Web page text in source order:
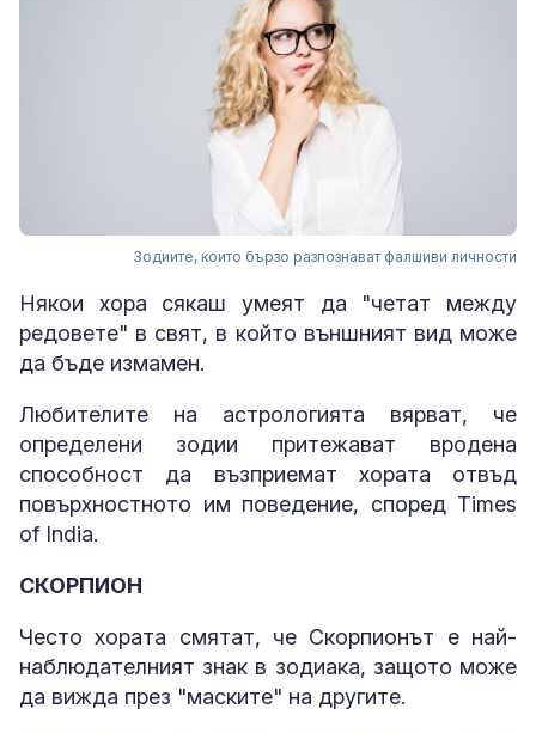
Зодиите, които бързо разпознават фалшиви личности
Някои хора сякаш умеят да "четат между
редовете" в свят, в който външният вид може
да бъде измамен.
Любителите на астрологията вярват, че
определени зодии притежават вродена
способност да възприемат хората отвъд
повърхностното им поведение, според Times
of India.
СКОРПИОН
Често хората смятат, че Скорпионът е най-
наблюдателният знак в зодиака, защото може
да вижда през "маските" на другите.